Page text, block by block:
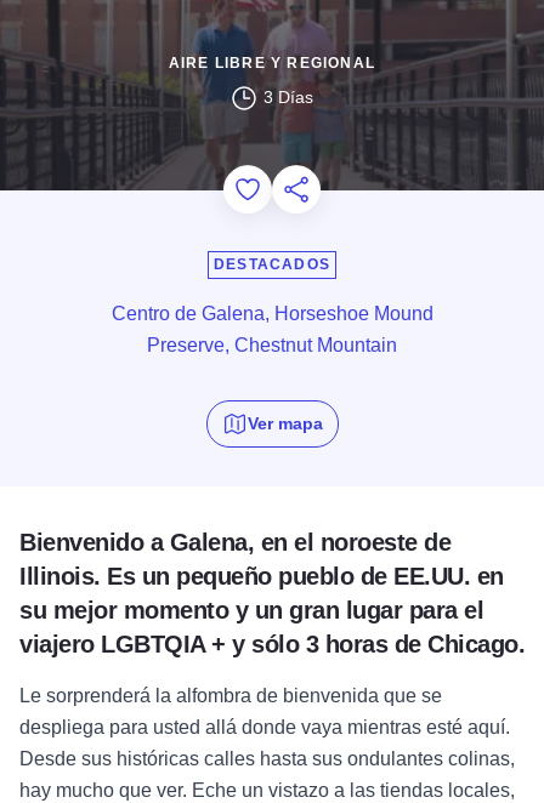
AIRE LIBRE Y REGIONAL
3 Días
Add to Favorites
Compartir esta página
DESTACADOS
Centro de Galena, Horseshoe Mound
Preserve, Chestnut Mountain
Ver mapa
Bienvenido a Galena, en el noroeste de
Illinois. Es un pequeño pueblo de EE.UU. en
su mejor momento y un gran lugar para el
viajero LGBTQIA + y sólo 3 horas de Chicago.
Le sorprenderá la alfombra de bienvenida que se
despliega para usted allá donde vaya mientras esté aquí.
Desde sus históricas calles hasta sus ondulantes colinas,
hay mucho que ver. Eche un vistazo a las tiendas locales,